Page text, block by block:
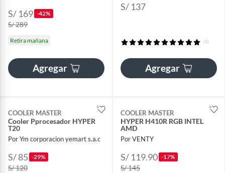
S/ 169 -42%
S/ 289
Retira mañana
Agregar
S/ 137
(1)
Agregar
COOLER MASTER
Cooler Pprocesador HYPER
T20
Por Ym corporacion yemart s.a.c
S/ 85 -29%
S/ 120
COOLER MASTER
HYPER H410R RGB INTEL
AMD
Por VENTY
S/ 119.90 -17%
S/ 145